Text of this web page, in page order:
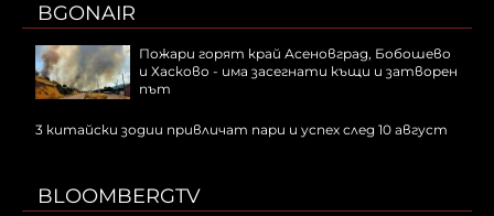
BGONAIR
Пожари горят край Асеновград, Бобошево
и Хасково - има засегнати къщи и затворен
път
3 китайски зодии привличат пари и успех след 10 август
BLOOMBERGTV